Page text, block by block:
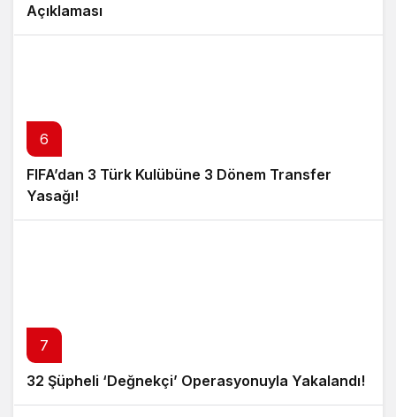
Açıklaması
6
FIFA’dan 3 Türk Kulübüne 3 Dönem Transfer
Yasağı!
7
32 Şüpheli ‘Değnekçi’ Operasyonuyla Yakalandı!